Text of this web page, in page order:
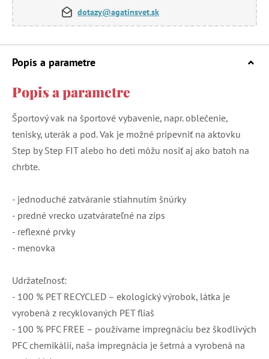
dotazy@agatinsvet.sk
Popis a parametre
Popis a parametre
Športový vak na športové vybavenie, napr. oblečenie,
tenisky, uterák a pod. Vak je možné pripevniť na aktovku
Step by Step FIT alebo ho deti môžu nosiť aj ako batoh na
chrbte.
- jednoduché zatváranie stiahnutím šnúrky
- predné vrecko uzatvárateľné na zips
- reflexné prvky
- menovka
Udržateľnosť:
- 100 % PET RECYCLED – ekologický výrobok, látka je
vyrobená z recyklovaných PET fliaš
- 100 % PFC FREE – používame impregnáciu bez škodlivých
PFC chemikálií, naša impregnácia je šetrná a vyrobená na